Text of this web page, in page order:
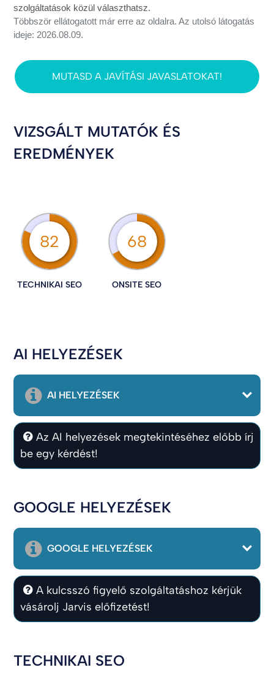
szolgáltatások közül választhatsz.
Többször ellátogatott már erre az oldalra. Az utolsó látogatás
ideje: 2026.08.09.
MUTASD A JAVÍTÁSI JAVASLATOKAT!
VIZSGÁLT MUTATÓK ÉS
EREDMÉNYEK
82
TECHNIKAI SEO
68
ONSITE SEO
AI HELYEZÉSEK
AI HELYEZÉSEK
Az AI helyezések megtekintéséhez előbb írj
be egy kérdést!
GOOGLE HELYEZÉSEK
GOOGLE HELYEZÉSEK
A kulcsszó figyelő szolgáltatáshoz kérjük
vásárolj Jarvis előfizetést!
TECHNIKAI SEO